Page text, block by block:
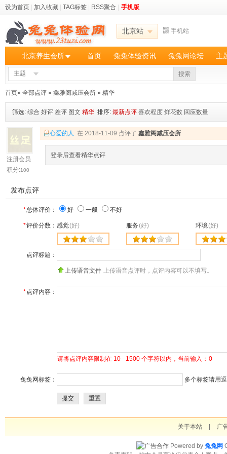
设为首页 加入收藏 TAG标签 RSS聚合 手机版
北京站 手机站
北京养生会所 首页 兔兔体验资讯 兔兔网论坛 主
主题 搜索
首页» 全部点评 » 鑫雅阁减压会所 » 精华
筛选: 综合 好评 差评 图文 精华 排序: 最新点评 喜欢程度 鲜花数 回应数量
注册会员
积分:100
心爱的人 在 2018-11-09 点评了 鑫雅阁减压会所
登录后查看精华点评
发布点评
*总体评价： 好 一般 不好
*评价分数： 感觉(好) 服务(好) 环境(好)
点评标题：
上传语音文件 上传语音点评时，点评内容可以不填写。
*点评内容：
请将点评内容限制在 10 - 1500 个字符以内，当前输入： 0
兔兔网标签： 多个标签请用
提交 重置
关于本站 广
Powered by 兔兔网